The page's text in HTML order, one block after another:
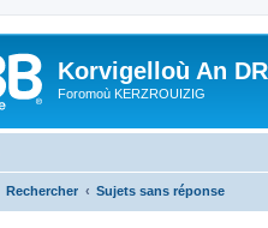
Korvigelloù An
Foromoù KERZROUIZIG
Rechercher Sujets sans réponse